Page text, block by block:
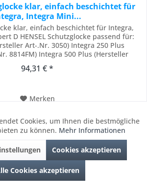
klar, einfach beschichtet für
Integra Mini...
klar, einfach beschichtet für Integra,
D HENSEL Schutzglocke passend für:
Art-.Nr. 3050) Integra 250 Plus
8814FM) Integra 500 Plus (Hersteller
Art-.Nr. 8350) Expert D 1000
94,31 € *
Merken
Warenkorb
Aktiv
Inaktiv
Inaktiv
Cookies, um Ihnen die bestmögliche
zu können. Mehr Informationen
Cookies akzeptieren
Cookies akzeptieren